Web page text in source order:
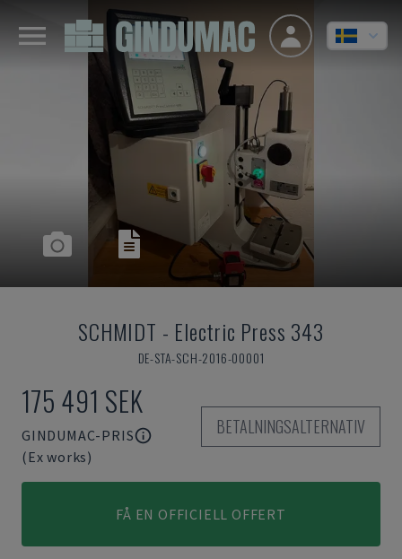
SCHMIDT - Electric Press 343
DE-STA-SCH-2016-00001
175 491 SEK
GINDUMAC-PRIS
(Ex works)
BETALNINGSALTERNATIV
FÅ EN OFFICIELL OFFERT